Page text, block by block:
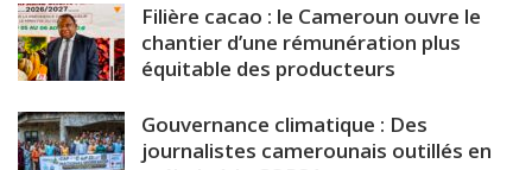
Filière cacao : le Cameroun ouvre le
chantier d’une rémunération plus
équitable des producteurs
Gouvernance climatique : Des
journalistes camerounais outillés en